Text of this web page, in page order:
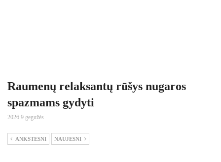
Raumenų relaksantų rūšys nugaros
spazmams gydyti
2026 9 gegužės
ANKSTESNI NAUJESNI